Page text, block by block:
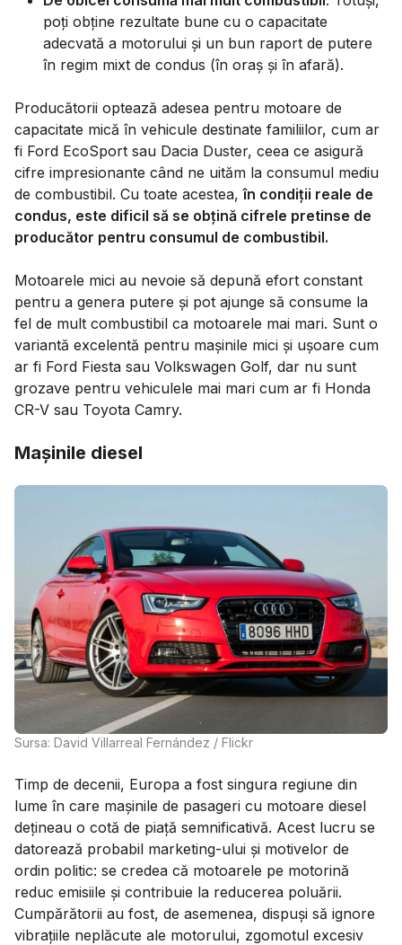
poți obține rezultate bune cu o capacitate
adecvată a motorului și un bun raport de putere
în regim mixt de condus (în oraș și în afară).
Producătorii optează adesea pentru motoare de
capacitate mică în vehicule destinate familiilor, cum ar
fi Ford EcoSport sau Dacia Duster, ceea ce asigură
cifre impresionante când ne uităm la consumul mediu
de combustibil. Cu toate acestea,în condiții reale de
condus, este dificil să se obțină cifrele pretinse de
producător pentru consumul de combustibil.
Motoarele mici au nevoie să depună efort constant
pentru a genera putere și pot ajunge să consume la
fel de mult combustibil ca motoarele mai mari. Sunt o
variantă excelentă pentru mașinile mici și ușoare cum
ar fi Ford Fiesta sau Volkswagen Golf, dar nu sunt
grozave pentru vehiculele mai mari cum ar fi Honda
CR-V sau Toyota Camry.
Mașinile diesel
Sursa: David Villarreal Fernández / Flickr
Timp de decenii, Europa a fost singura regiune din
lume în care mașinile de pasageri cu motoare diesel
dețineau o cotă de piață semnificativă. Acest lucru se
datorează probabil marketing-ului și motivelor de
ordin politic: se credea că motoarele pe motorină
reduc emisiile și contribuie la reducerea poluării.
Cumpărătorii au fost, de asemenea, dispuși să ignore
vibrațiile neplăcute ale motorului, zgomotul excesiv